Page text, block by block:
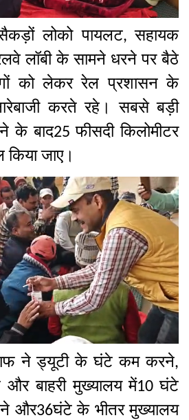
लोको पायलट,सहायक
लॉबी के सामने धरने पर बैठे
को लेकर रेल प्रशासन के
करते रहे। सबसे बड़ी
के बाद25फीसदी किलोमीटर
किया जाए।
ने ड्यूटी के घंटे कम करने,
बाहरी मुख्यालय में10घंटे
और36घंटे के भीतर मुख्यालय